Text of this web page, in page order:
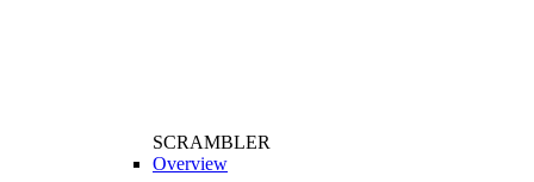
SCRAMBLER
Overview